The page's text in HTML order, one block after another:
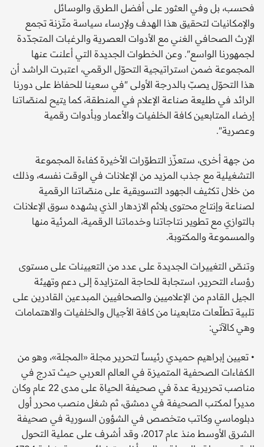
فحسب، بل وفي العثور على أفضل الطرق والوسائل
والإمكانيات لتحقيق هذا الهدف ولإرساء سياسة متّزنة تجمع
الإرث الصحافي الغني مع الأدوات العصرية والرغبات المتجدّدة
لجمهورنا الواسع". وعن الخطوات الجديدة التي أعلنت عنها
المجموعة ضمن استراتيجية التحوّل الرقمي، اعتبرت الراشد أن
هذا التحوّل يصبّ بالدرجة الأولى "في سعينا للحفاظ على دورنا
الرائد في طليعة صناعة الإعلام في المنطقة، كما يتيح لمنصّاتنا
إرضاء المتابعين كافة الخلفيات والأعمار وبأدوات رقمية
وعصرية".
من جهة أخرى، ستعزّز التطوّرات الأخيرة كفاءة المجموعة
التشغيلية مع جذب المزيد من الإعلانات في الوقت نفسه، وذلك
من خلال تكثيف الجهود التسويقية على منصّاتنا الرقمية
لصناعة وإنتاج محتوى يلائم الازدهار الذي يشهده سوق الإعلانات
بالتوازي مع تطوير نتاجاتنا وخدماتنا الرقمية، المرئية منها
والمسموعة والمكتوبة.
وتنصّ التغييرات الجديدة على عدد من التعيينات على مستوى
رؤساء التحرير، استجابة للحاجة المتزايدة إلى دعم وتهيئة
الجيل القادم من الإعلاميين والصحافيين المبدعين القادرين على
تلبية تطلّعات متابعينا من كافة الأجيال والخلفيات والاهتمامات
وهي كالآتي:
• تعيين إبراهيم حميدي رئيساً لتحرير مجلة «المجلة»، وهو من
الكفاءات الصحفية المتميزة في العالم العربي حيث تدرج في
مناصب تحريرية عدة في صحيفة الحياة على مدى 22 عام وكان
مديراً لمكتب الصحيفة في دمشق، ثم شغل منصب محرر أول
دبلوماسي وكاتب متخصص في الشؤون السورية في صحيفة
الشرق الأوسط منذ عام 2017، وقد أشرف على عملية التحول